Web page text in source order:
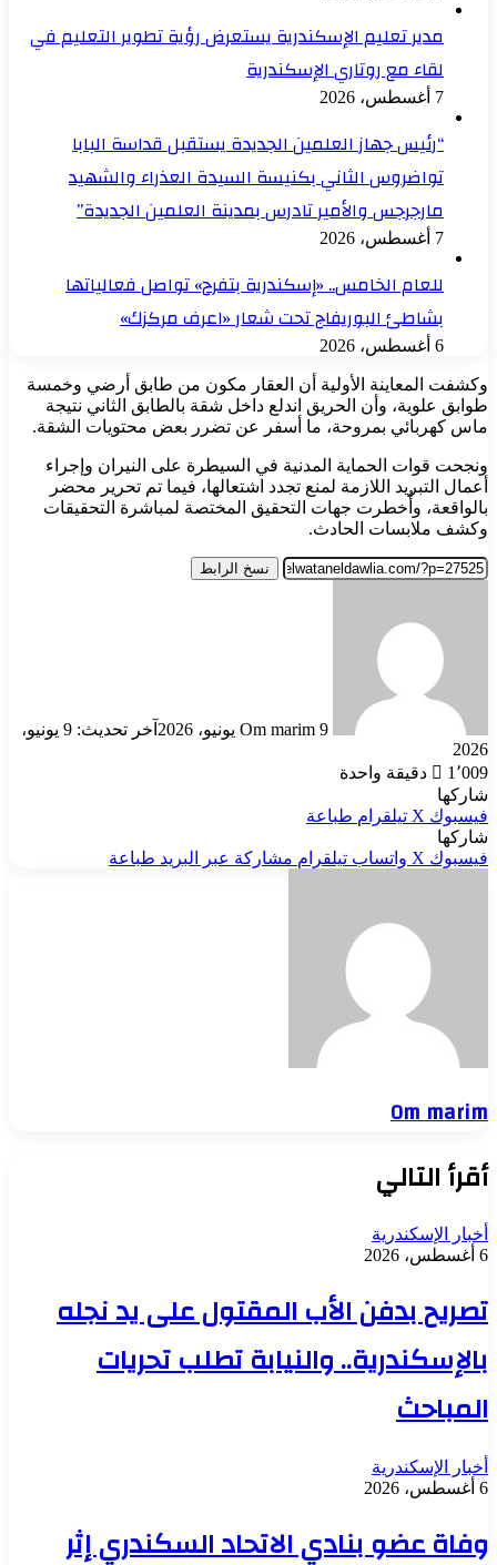
مدير تعليم الإسكندرية يستعرض رؤية تطوير التعليم في
لقاء مع روتاري الإسكندرية
7 أغسطس، 2026
“رئيس جهاز العلمين الجديدة يستقبل قداسة البابا
تواضروس الثاني بكنيسة السيدة العذراء والشهيد
مارجرجس والأمير تادرس بمدينة العلمين الجديدة”
7 أغسطس، 2026
للعام الخامس.. «إسكندرية بتفرح» تواصل فعالياتها
بشاطئ البوريفاج تحت شعار «اعرف مركزك»
6 أغسطس، 2026
وكشفت المعاينة الأولية أن العقار مكون من طابق أرضي وخمسة
طوابق علوية، وأن الحريق اندلع داخل شقة بالطابق الثاني نتيجة
ماس كهربائي بمروحة، ما أسفر عن تضرر بعض محتويات الشقة.
ونجحت قوات الحماية المدنية في السيطرة على النيران وإجراء
أعمال التبريد اللازمة لمنع تجدد اشتعالها، فيما تم تحرير محضر
بالواقعة، وأُخطرت جهات التحقيق المختصة لمباشرة التحقيقات
وكشف ملابسات الحادث.
نسخ الرابط
Om marim 9 يونيو، 2026
آخر تحديث: 9 يونيو،
2026
1٬009
دقيقة واحدة
شاركها
فيسبوك ‫X تيلقرام طباعة
شاركها
فيسبوك ‫X واتساب تيلقرام مشاركة عبر البريد طباعة
Om marim
أقرأ التالي
أخبار الإسكندرية
6 أغسطس، 2026
تصريح بدفن الأب المقتول على يد نجله
بالإسكندرية.. والنيابة تطلب تحريات
المباحث
أخبار الإسكندرية
6 أغسطس، 2026
وفاة عضو بنادي الاتحاد السكندري إثر